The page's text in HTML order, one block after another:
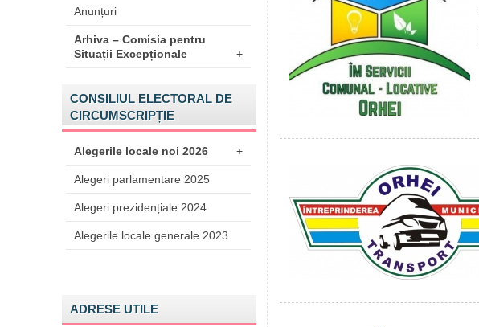
Anunțuri
Arhiva – Comisia pentru
Situații Excepționale
+
CONSILIUL ELECTORAL DE
CIRCUMSCRIPȚIE
Alegerile locale noi 2026 +
Alegeri parlamentare 2025
Alegeri prezidențiale 2024
Alegerile locale generale 2023
ADRESE UTILE